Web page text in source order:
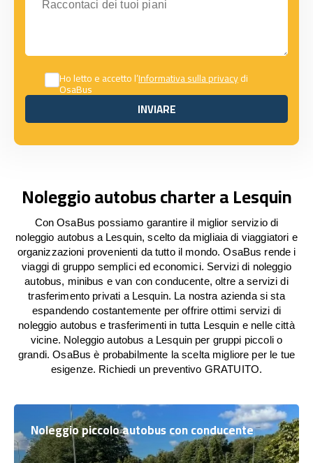
Ho letto e accetto l’Informativa sulla privacydi
OsaBus
INVIARE
INVIARE
Noleggio autobus charter a Lesquin
Con OsaBus possiamo garantire il miglior servizio di
noleggio autobus a Lesquin, scelto da migliaia di viaggiatori e
organizzazioni provenienti da tutto il mondo. OsaBus rende i
viaggi di gruppo semplici ed economici. Servizi di noleggio
autobus, minibus e van con conducente, oltre a servizi di
trasferimento privati a Lesquin. La nostra azienda si sta
espandendo costantemente per offrire ottimi servizi di
noleggio autobus e trasferimenti in tutta Lesquin e nelle città
vicine. Noleggio autobus a Lesquin per gruppi piccoli o
grandi. OsaBus è probabilmente la scelta migliore per le tue
esigenze. Richiedi un preventivo GRATUITO.
Noleggio piccolo autobus con conducente